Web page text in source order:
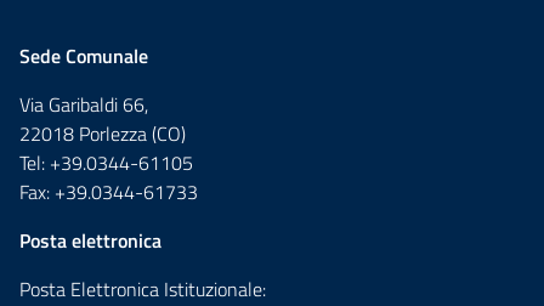
Sede Comunale
Via Garibaldi 66,
22018 Porlezza (CO)
Tel: +39.0344-61105
Fax: +39.0344-61733
Posta elettronica
Posta Elettronica Istituzionale: